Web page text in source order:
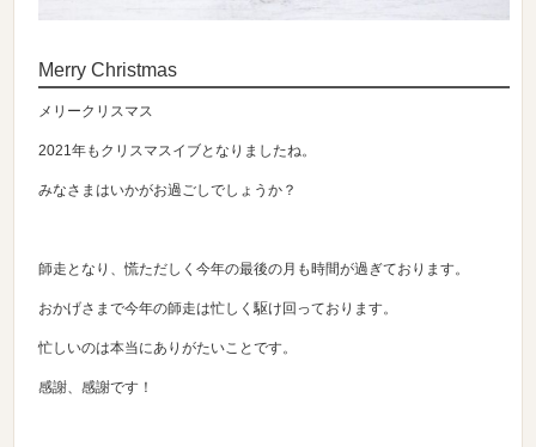
Merry Christmas
メリークリスマス
2021年もクリスマスイブとなりましたね。
みなさまはいかがお過ごしでしょうか？
師走となり、慌ただしく今年の最後の月も時間が過ぎております。
おかげさまで今年の師走は忙しく駆け回っております。
忙しいのは本当にありがたいことです。
感謝、感謝です！